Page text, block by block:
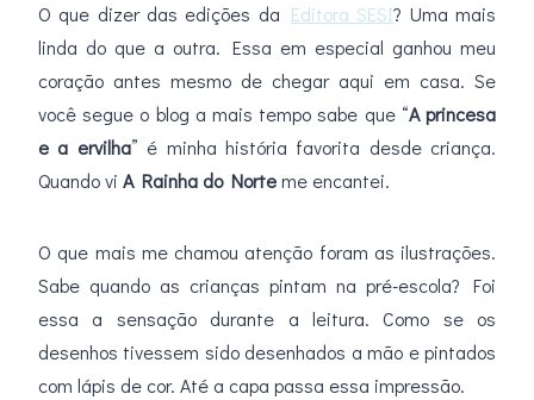
O que dizer das edições da Editora SESI? Uma mais
linda do que a outra. Essa em especial ganhou meu
coração antes mesmo de chegar aqui em casa. Se
você segue o blog a mais tempo sabe que “A princesa
e a ervilha” é minha história favorita desde criança.
Quando vi A Rainha do Norteme encantei.
O que mais me chamou atenção foram as ilustrações.
Sabe quando as crianças pintam na pré-escola? Foi
essa a sensação durante a leitura. Como se os
desenhos tivessem sido desenhados a mão e pintados
com lápis de cor. Até a capa passa essa impressão.